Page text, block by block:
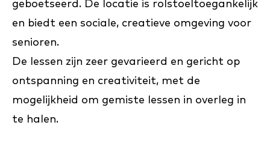
geboetseerd. De locatie is rolstoeltoegankelijk
en biedt een sociale, creatieve omgeving voor
senioren.
De lessen zijn zeer gevarieerd en gericht op
ontspanning en creativiteit, met de
mogelijkheid om gemiste lessen in overleg in
te halen.